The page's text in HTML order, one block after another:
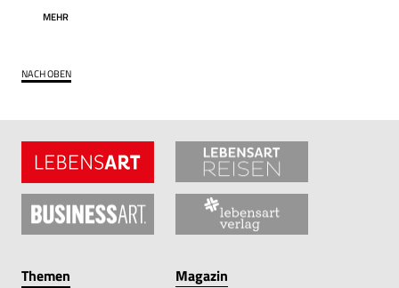
MEHR
NACH OBEN
Themen Magazin